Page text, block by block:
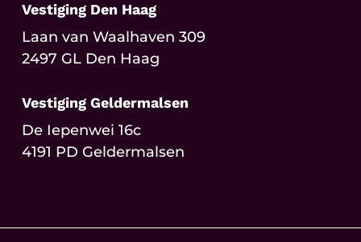
Vestiging Den Haag
Laan van Waalhaven 309
2497 GL Den Haag
Vestiging Geldermalsen
De Iepenwei 16c
4191 PD Geldermalsen